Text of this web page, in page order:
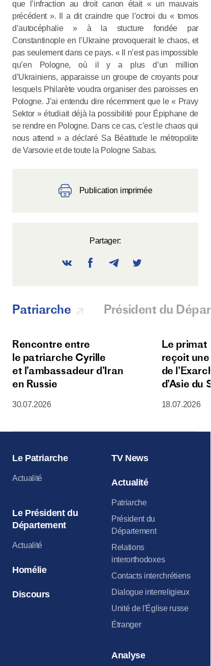
que l’infraction au droit canon était « un mauvais
précédent ». Il a dit craindre que l’octroi du « tomos
d’autocéphalie » à la stucture fondée par
Constantinople en l’Ukraine provoquerait le chaos, et
pas seulement dans ce pays. « Il n’est pas impossible
qu’en Pologne, où il y a plus d’un million
d’Ukrainiens, apparaisse un groupe de croyants pour
lesquels Philarète voudra organiser des paroisses en
Pologne. J’ai entendu dire récemment que le « Pravy
Sektor » étudiait déjà la possibilité pour Épiphane de
se rendre en Pologne. Dans ce cas, c’est le chaos qui
nous attend » a déclaré Sa Béatitude le métropolite
de Varsovie et de toute la Pologne Sabas.
Publication imprimée
Partager:
Patriarche Président du
Rencontre entre
le patriarche Cyrille
et l’ambassadeur d’Iran
en Russie
30.07.2026
Le primat
reçoit
de
d’Asie du
18.07.2026
Le Patriarche
Actualité
Le Président du
Département
Actualité
Homélie
Discours
TV News
Actualité
Patriarche
Président du
Département
Relations
interorthodoxes
Contacts interchrétiens
Dialogue interreligieux
Unité de l'Église russe
Étranger
Analyse